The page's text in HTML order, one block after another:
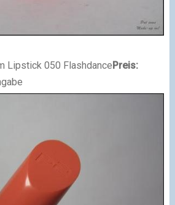
Lipstick 050 FlashdancePreis: